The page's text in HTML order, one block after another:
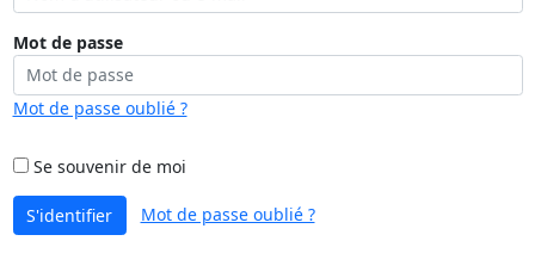
Mot de passe
Mot de passe oublié ?
Se souvenir de moi
S'identifier Mot de passe oublié ?